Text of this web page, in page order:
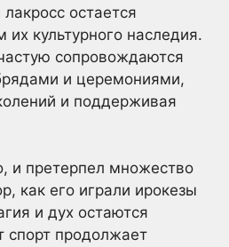
остается
культурного наследия.
сопровождаются
и церемониями,
и поддерживая
и претерпел множество
как его играли ирокезы
и дух остаются
спорт продолжает